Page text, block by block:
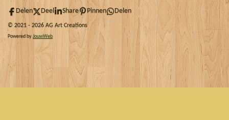
Delen Deel Share Pinnen Delen
© 2021 - 2026 AG Art Creations
Powered byJouwWeb